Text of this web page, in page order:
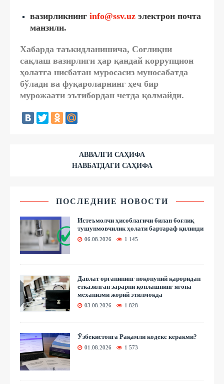
вазирликнинг info@ssv.uz электрон почта
манзили.
Хабарда таъкидланишича, Соғлиқни
сақлаш вазирлиги ҳар қандай коррупцион
ҳолатга нисбатан муросасиз муносабатда
бўлади ва фуқароларнинг ҳеч бир
мурожаати эътибордан четда қолмайди.
АВВАЛГИ САҲИФА
НАВБАТДАГИ САҲИФА
ПОСЛЕДНИЕ НОВОСТИ
Истеъмолчи ҳисоблагичи билан боғлиқ
тушунмовчилик ҳолати бартараф қилинди
06.08.2026 1 145
Давлат органининг ноқонуний қароридан
етказилган зарарни қоплашнинг ягона
механизми жорий этилмоқда
03.08.2026 1 828
Ўзбекистонга Рақамли кодекс керакми?
01.08.2026 1 573